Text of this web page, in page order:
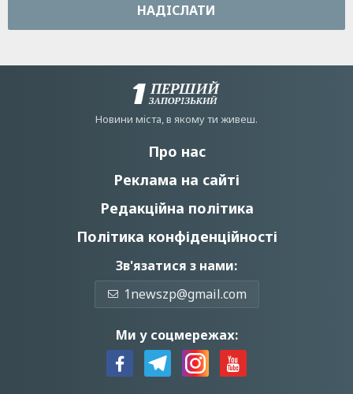
НАДIСЛАТИ
Новини мiста, в якому ти живеш.
Про нас
Реклама на сайті
Редакційна політика
Політика конфіденційності
Зв'язатися з нами:
1newszp@gmail.com
Ми у соцмережах: